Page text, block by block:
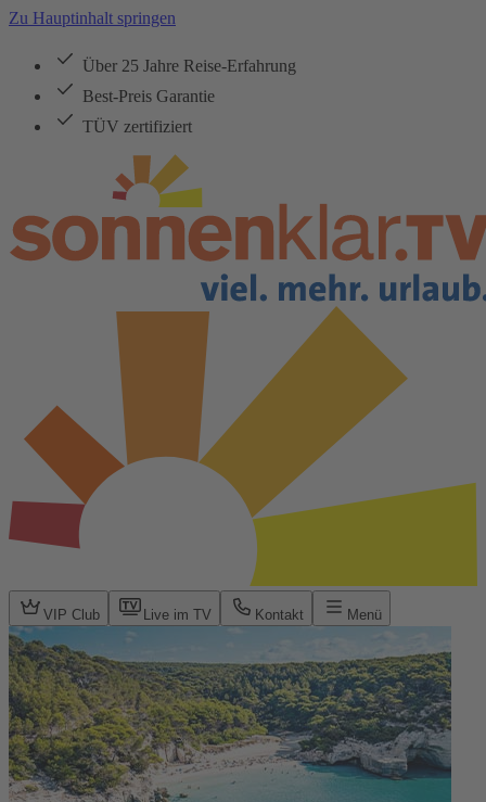
Zu Hauptinhalt springen
Über 25 Jahre Reise-Erfahrung
Best-Preis Garantie
TÜV zertifiziert
VIP Club Live im TV Kontakt Menü